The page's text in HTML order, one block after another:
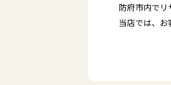
防府市内で
当店では、お